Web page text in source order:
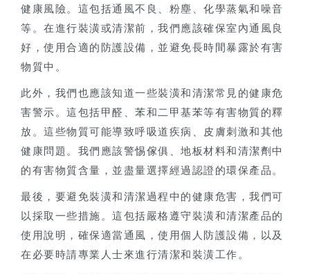
健康風險。這包括通風不良、粉塵、化學蒸氣和噪音
等。在進行裝潢或清潔前，我們應該確保室內通風良
好，使用合適的防護設備，並避免長時間暴露於有害
物質中。
此外，我們也應該知道一些裝潢和清潔常見的健康危
害警示。這包括甲醛、苯和二甲基苯等有害物質的釋
放。這些物質可能導致呼吸道疾病、皮膚刺激和其他
健康問題。我們應該警惕傢俱、地板材料和清潔劑中
的有害物質含量，並盡量選擇經過認證的環保產品。
最後，要避免裝潢和清潔過程中的健康危害，我們可
以採取一些措施。這包括嚴格遵守裝潢和清潔產品的
使用說明，確保適當通風，使用個人防護設備，以及
在必要時請專業人士來進行清潔和裝潢工作。